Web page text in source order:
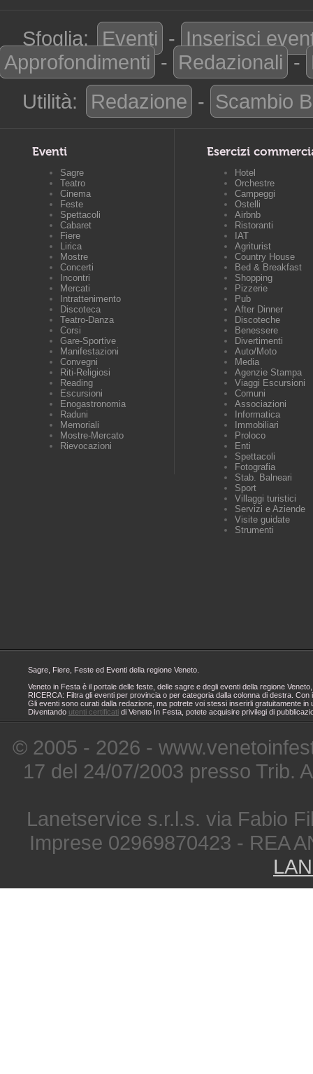
Sfoglia: Eventi - Inserisci
Approfondimenti - Redazionali -
Utilità:
Redazione - Scambio
Eventi
Sagre
Teatro
Cinema
Feste
Spettacoli
Cabaret
Fiere
Lirica
Mostre
Concerti
Incontri
Mercati
Intrattenimento
Discoteca
Teatro-Danza
Corsi
Gare-Sportive
Manifestazioni
Convegni
Riti-Religiosi
Reading
Escursioni
Enogastronomia
Raduni
Memoriali
Mostre-Mercato
Rievocazioni
Esercizi
Hotel
Orchestre
Campeggi
Ostelli
Airbnb
Ristoranti
IAT
Agriturist
Country House
Bed & Breakfast
Shopping
Pizzerie
Pub
After Dinner
Discoteche
Benessere
Divertimenti
Auto/Moto
Media
Agenzie Stampa
Viaggi Escursioni
Comuni
Associazioni
Informatica
Immobiliari
Proloco
Enti
Spettacoli
Fotografia
Stab. Balneari
Sport
Villaggi turistici
Servizi e Aziende
Visite guidate
Strumenti
Sagre, Fiere, Feste ed Eventi della regione Veneto.
Veneto in Festa è il portale delle feste, delle sagre e degli eventi della regione
RICERCA: Filtra gli eventi per provincia o per categoria dalla colonna di destra.
Gli eventi sono curati dalla redazione, ma potrete voi stessi inserirli gratuitamente
Diventando utenti certificati di Veneto In Festa, potete acquisire privilegi di
© 2005 - 2026 -
17 del 24/07/2003 presso Trib.
Lanetservice s.r.l.s. via Fabio
Imprese 02969870423 - REA